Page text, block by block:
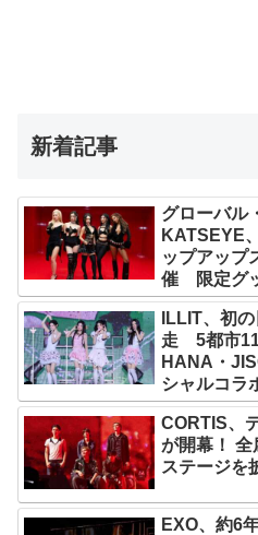
新着記事
グローバル
KATSEYE
ップアップ
催 限定グ
ILLIT、初
走 5都市
HANA・
シャルコラ
CORTIS、
が開幕！
ステージを
EXO、約6